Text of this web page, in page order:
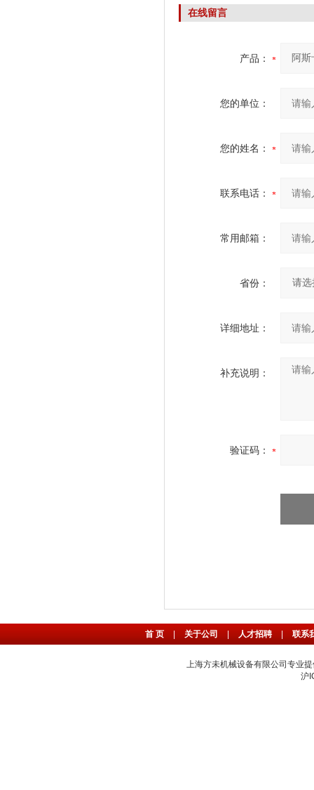
G068B317LOV00F1
在线留言
产品：
您的单位：
您的姓名：
联系电话：
常用邮箱：
省份：
详细地址：
补充说明：
验证码：
首 页 关于公司 人才招聘 联系
上海方未机械设备有限公司专业
沪